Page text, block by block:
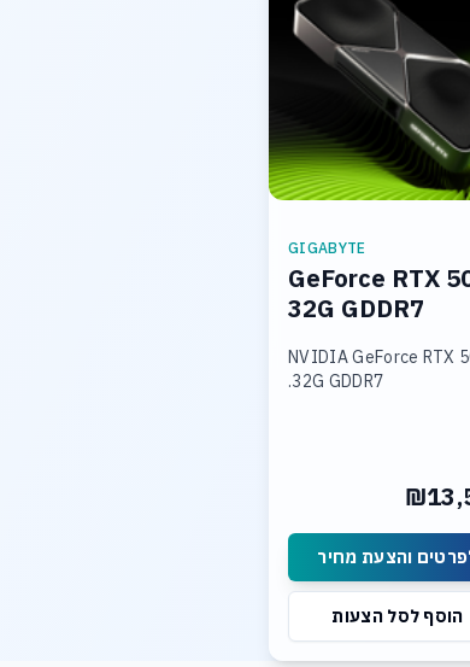
GIGABYTE
GeForce RTX
32G GDDR7
NVIDIA GeForce RTX
32G GDDR7.
והצעת מחיר
הוסף לסל הצעות